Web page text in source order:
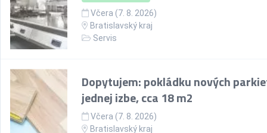
Včera (7. 8. 2026)
Bratislavský kraj
Servis
Dopytujem: pokládku nových
jednej izbe, cca 18 m2
Včera (7. 8. 2026)
Bratislavský kraj